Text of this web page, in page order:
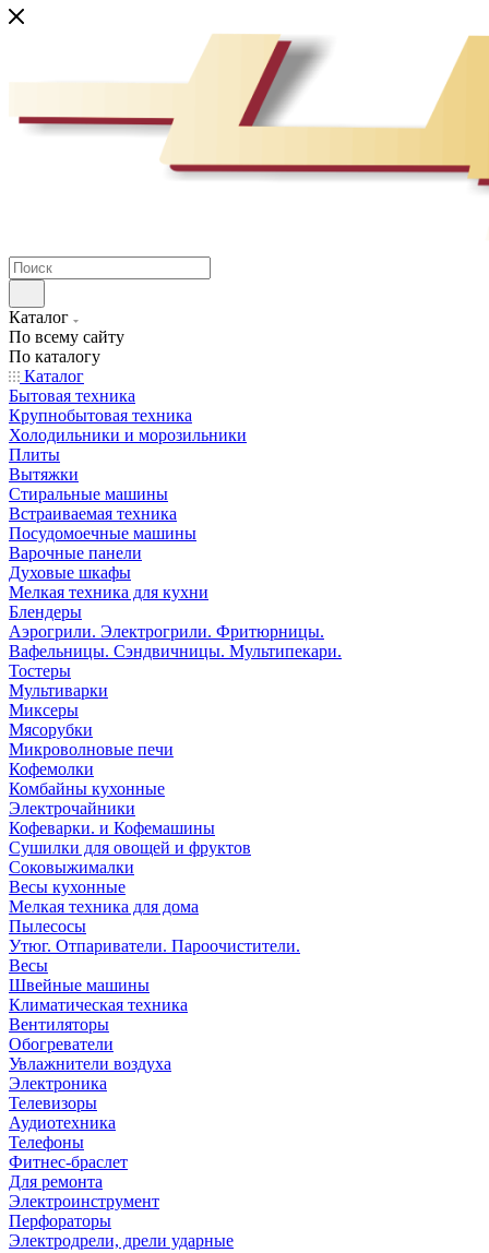
Каталог
По всему сайту
По каталогу
Каталог
Бытовая техника
Крупнобытовая техника
Холодильники и морозильники
Плиты
Вытяжки
Стиральные машины
Встраиваемая техника
Посудомоечные машины
Варочные панели
Духовые шкафы
Мелкая техника для кухни
Блендеры
Аэрогрили. Электрогрили. Фритюрницы.
Вафельницы. Сэндвичницы. Мультипекари.
Тостеры
Мультиварки
Миксеры
Мясорубки
Микроволновые печи
Кофемолки
Комбайны кухонные
Электрочайники
Кофеварки. и Кофемашины
Сушилки для овощей и фруктов
Соковыжималки
Весы кухонные
Мелкая техника для дома
Пылесосы
Утюг. Отпариватели. Пароочистители.
Весы
Швейные машины
Климатическая техника
Вентиляторы
Обогреватели
Увлажнители воздуха
Электроника
Телевизоры
Аудиотехника
Телефоны
Фитнес-браслет
Для ремонта
Электроинструмент
Перфораторы
Электродрели, дрели ударные